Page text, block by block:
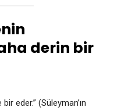
derin bir
eder.” (Süleyman’ın